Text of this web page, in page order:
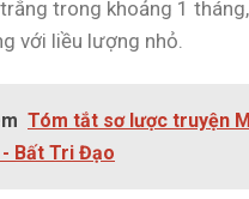
trong khoảng 1
với liều lượng nhỏ.
Tóm tắt sơ lược truyện
Bất Tri Đạo